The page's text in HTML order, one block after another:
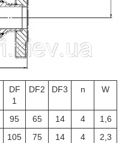
DF
1
DF2 DF3 n W
95 65 14 4
1,6
105 75 14 4
2,3